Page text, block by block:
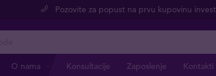
Pozovite za popust na prvu kupovinu
O nama Konsultacije Zaposlenje Kontakti